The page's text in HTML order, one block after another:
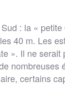
: la « petite
40 m. Les
». Il ne serait
nombreuses
certains